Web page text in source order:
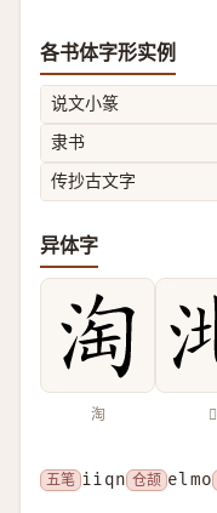
各书体字形实例
说文小篆
隶书
传抄古文字
异体字
淘 𣴧
五笔 iiqn 仓颉 elmo